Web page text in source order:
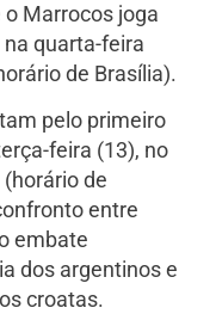
Marrocos joga
quarta-feira
de Brasília).
pelo primeiro
feira (13), no
de
entre
embate
dos argentinos e
croatas.